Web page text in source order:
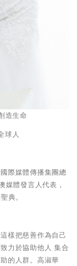
造生命
球人
際媒體傳播集團總
體發言人代表，
典。
樣把慈善作為自己
力於協助他人 集合
的人群。高淑華